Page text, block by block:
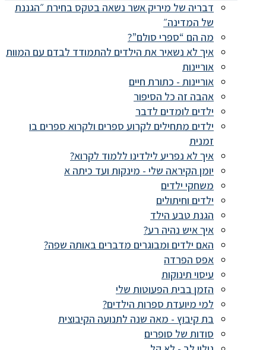
דבריה של מיריק אשר נשאה בטקס בחירת ״הגננת
של המדינה״
מה הם “ספרי סולם”?
איך לא נשאיר את הילדים להתמודד לבדם עם המוות
אוריינות
אוריינות - כתורת חיים
אהבה זה כל הסיפור
ילדים לומדים לדבר
ילדים מתחילים לקרוע ספרים ולקרוא ספרים בו
זמנית
איך לא נפריע לילדינו ללמוד לקרוא?
יומן הקיראה שלי - מינקות ועד כיתה א
משחקי ילדים
ילדים וחיתולים
הגנת טבע הילד
איך איש נהיה רע?
האם ילדים ומבוגרים מדברים באותה שפה?
אפס הפרדה
עיסוי תינוקות
הזמן בבית הפעוטות שלי
למי מיועדת ספרות הילדים?
בת קיבוץ - מאה שנה לתנועה הקיבוצית
סודות של סופרים